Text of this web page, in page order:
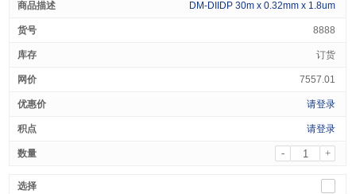
DM-DIIDP 30m x 0.32mm x 1.8um
8888
订货
7557.01
请登录
请登录
- +